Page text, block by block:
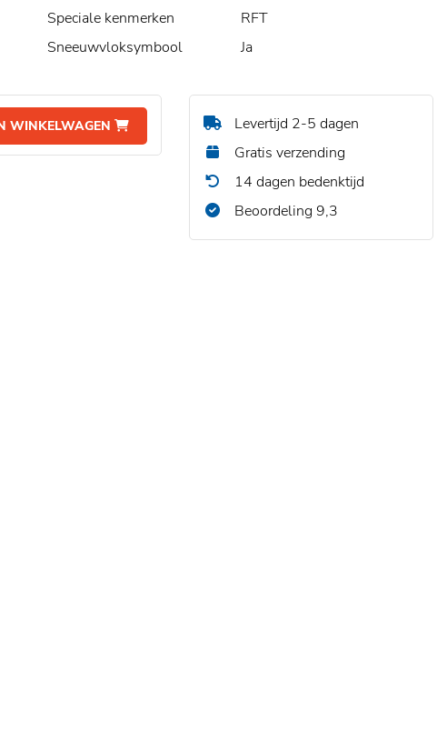
Speciale kenmerken
RFT
Sneeuwvloksymbool
Ja
WINKELWAGEN
Levertijd 2-5 dagen
Gratis verzending
14 dagen bedenktijd
Beoordeling 9,3